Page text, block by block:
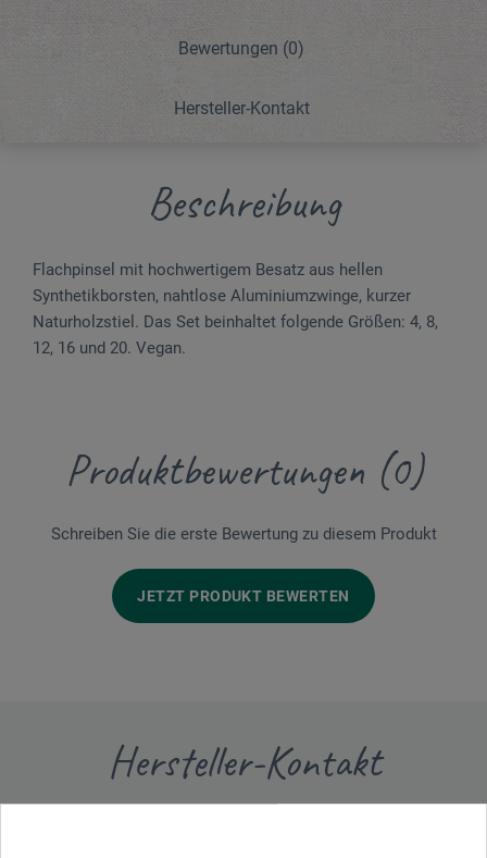
Bewertungen (0)
Hersteller-Kontakt
Beschreibung
Flachpinsel mit hochwertigem Besatz aus hellen
Synthetikborsten, nahtlose Aluminiumzwinge, kurzer
Naturholzstiel. Das Set beinhaltet folgende Größen: 4, 8,
12, 16 und 20. Vegan.
Produktbewertungen (0)
Schreiben Sie die erste Bewertung zu diesem Produkt
JETZT PRODUKT BEWERTEN
Hersteller-Kontakt